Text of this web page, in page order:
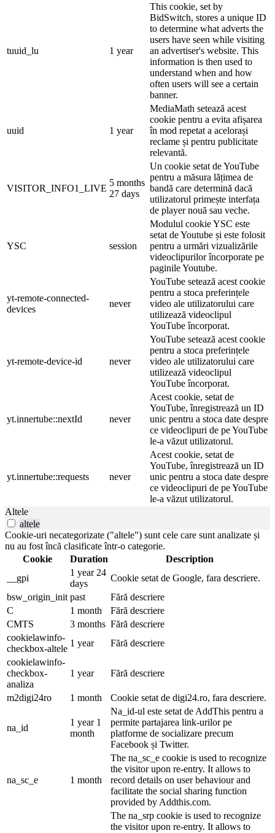
tuuid_lu 1 year
This cookie, set by
BidSwitch, stores a unique ID
to determine what adverts the
users have seen while visiting
an advertiser's website. This
information is then used to
understand when and how
often users will see a certain
banner.
uuid 1 year
MediaMath setează acest
cookie pentru a evita afișarea
în mod repetat a acelorași
reclame și pentru publicitate
relevantă.
VISITOR_INFO1_LIVE
5 months
27 days
Un cookie setat de YouTube
pentru a măsura lățimea de
bandă care determină dacă
utilizatorul primește interfața
de player nouă sau veche.
YSC session
Modulul cookie YSC este
setat de Youtube și este folosit
pentru a urmări vizualizările
videoclipurilor încorporate pe
paginile Youtube.
yt-remote-connected-
devices
never
YouTube setează acest cookie
pentru a stoca preferințele
video ale utilizatorului care
utilizează videoclipul
YouTube încorporat.
yt-remote-device-id never
YouTube setează acest cookie
pentru a stoca preferințele
video ale utilizatorului care
utilizează videoclipul
YouTube încorporat.
yt.innertube::nextId never
Acest cookie, setat de
YouTube, înregistrează un ID
unic pentru a stoca date despre
ce videoclipuri de pe YouTube
le-a văzut utilizatorul.
yt.innertube::requests never
Acest cookie, setat de
YouTube, înregistrează un ID
unic pentru a stoca date despre
ce videoclipuri de pe YouTube
le-a văzut utilizatorul.
Altele
altele
Cookie-uri necategorizate ("altele") sunt cele care sunt analizate și
nu au fost încă clasificate într-o categorie.
Cookie
Duration
Description
__gpi
1 year 24
days
Cookie setat de Google, fara descriere.
bsw_origin_init past
Fără descriere
C
1 month
Fără descriere
CMTS
3 months Fără descriere
cookielawinfo-
checkbox-altele
1 year
Fără descriere
cookielawinfo-
checkbox-
analiza
1 year Fără descriere
m2digi24ro 1 month Cookie setat de digi24.ro, fara descriere.
na_id
1 year 1
month
Na_id-ul este setat de AddThis pentru a
permite partajarea link-urilor pe
platforme de socializare precum
Facebook și Twitter.
na_sc_e 1 month
The na_sc_e cookie is used to recognize
the visitor upon re-entry. It allows to
record details on user behaviour and
facilitate the social sharing function
provided by Addthis.com.
The na_srp cookie is used to recognize
the visitor upon re-entry. It allows to